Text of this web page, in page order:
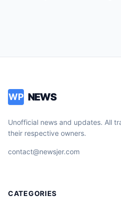
WP NEWS
Unofficial news and updates. All
their respective owners.
contact@newsjer.com
CATEGORIES